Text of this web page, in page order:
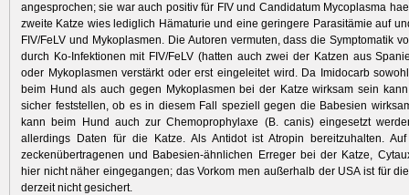
angesprochen; sie war auch positiv für FIV und Candidatum Mycoplasma
zweite Katze wies lediglich Hämaturie und eine geringere Parasitämie auf
FIV/FeLV und Mykoplasmen. Die Autoren vermuten, dass die Symptomatik
durch Ko-Infektionen mit FIV/FeLV (hatten auch zwei der Katzen aus
oder Mykoplasmen verstärkt oder erst eingeleitet wird. Da Imidocarb
beim Hund als auch gegen Mykoplasmen bei der Katze wirksam sein
sicher feststellen, ob es in diesem Fall speziell gegen die Babesien
kann beim Hund auch zur Chemoprophylaxe (B. canis) eingesetzt
allerdings Daten für die Katze. Als Antidot ist Atropin bereitzuhalten.
zeckenübertragenen und Babesien-ähnlichen Erreger bei der Katze,
hier nicht näher eingegangen; das Vorkom men außerhalb der USA ist für
derzeit nicht gesichert.